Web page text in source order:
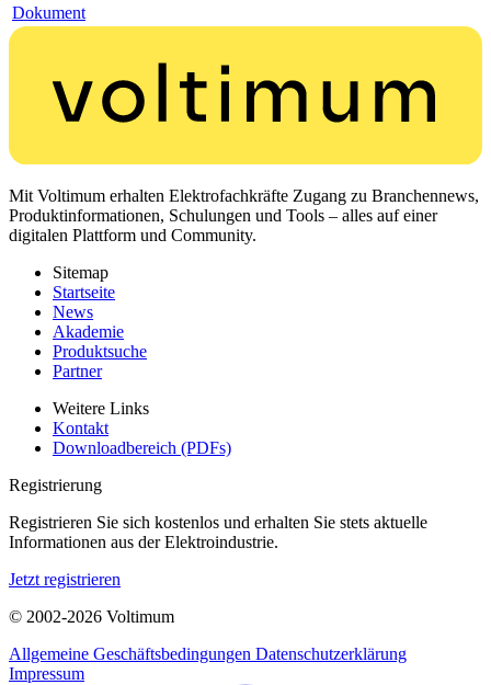
Dokument
Mit Voltimum erhalten Elektrofachkräfte Zugang zu Branchennews,
Produktinformationen, Schulungen und Tools – alles auf einer
digitalen Plattform und Community.
Sitemap
Startseite
News
Akademie
Produktsuche
Partner
Weitere Links
Kontakt
Downloadbereich (PDFs)
Registrierung
Registrieren Sie sich kostenlos und erhalten Sie stets aktuelle
Informationen aus der Elektroindustrie.
Jetzt registrieren
© 2002-2026 Voltimum
Allgemeine Geschäftsbedingungen Datenschutzerklärung
Impressum